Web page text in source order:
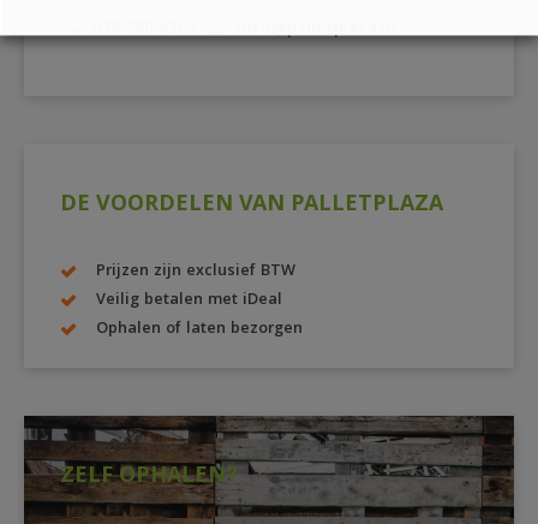
036 760 4262 info@palletplaza.nl
DE VOORDELEN VAN PALLETPLAZA
Prijzen zijn exclusief BTW
Veilig betalen met iDeal
Ophalen of laten bezorgen
ZELF OPHALEN?